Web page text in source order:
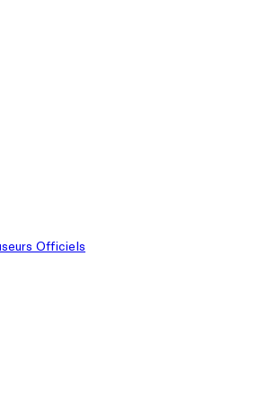
Officiels